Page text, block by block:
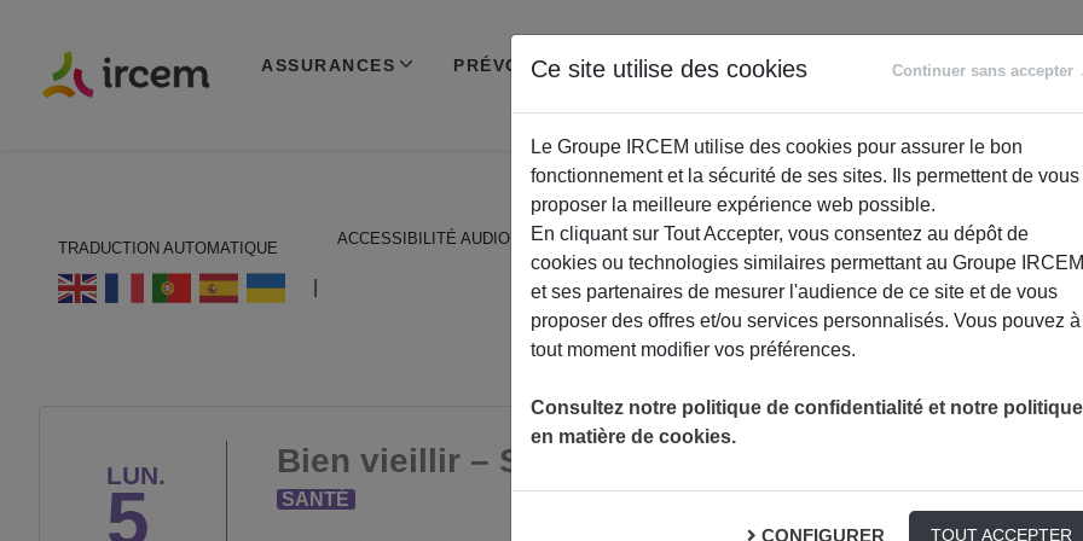
ASSURANCES PRÉVOYANCE RETRAITE
ACCOMPAGNEMENT
TRADUCTION AUTOMATIQUE
ACCESSIBILITÉ AUDIO
LUN.
5
Bien vieillir – Sophrologie – Atelier 3
SANTÉ
Ce site utilise des cookies Continuer sans accepter
Le Groupe IRCEM utilise des cookies pour assurer le bon
fonctionnement et la sécurité de ses sites. Ils permettent de vous
proposer la meilleure expérience web possible.
En cliquant sur Tout Accepter, vous consentez au dépôt de
cookies ou technologies similaires permettant au Groupe IRCEM
et ses partenaires de mesurer l'audience de ce site et de vous
proposer des offres et/ou services personnalisés. Vous pouvez à
tout moment modifier vos préférences.
Consultez notre politique de confidentialité et notre politique
en matière de cookies.
CONFIGURER TOUT ACCEPTER